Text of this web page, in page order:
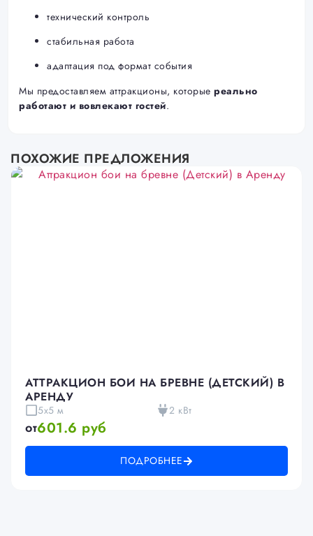
технический контроль
стабильная работа
адаптация под формат события
Мы предоставляем аттракционы, которые реально
работают и вовлекают гостей.
ПОХОЖИЕ ПРЕДЛОЖЕНИЯ
АТТРАКЦИОН БОИ НА БРЕВНЕ (ДЕТСКИЙ) В
АРЕНДУ
5х5 м 2 кВт
от601.6 руб
ПОДРОБНЕЕ